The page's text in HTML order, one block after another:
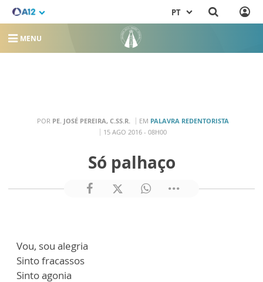
PT
MENU
POR PE. JOSÉ PEREIRA, C.SS.R. EM PALAVRA REDENTORISTA
15 AGO 2016 - 08H00
Só palhaço
Vou, sou alegria
Sinto fracassos
Sinto agonia